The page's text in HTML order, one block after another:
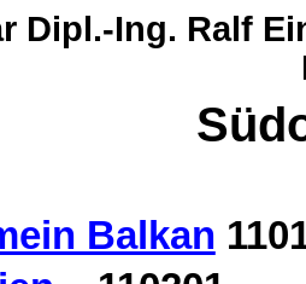
Dipl.-Ing. Ralf
Balkan